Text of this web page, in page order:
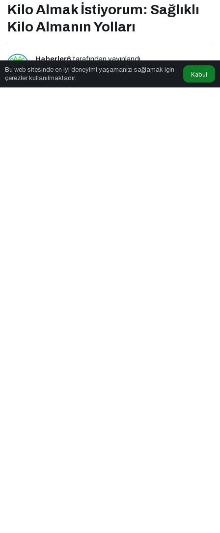
Kilo Almak İstiyorum: Sağlıklı
Kilo Almanın Yolları
Haberler6tarafından yayınlandı
8dk, 18sn
Bu web sitesinde en iyi deneyimi yaşamanızı sağlamak için
çerezler kullanılmaktadır.
Kabul